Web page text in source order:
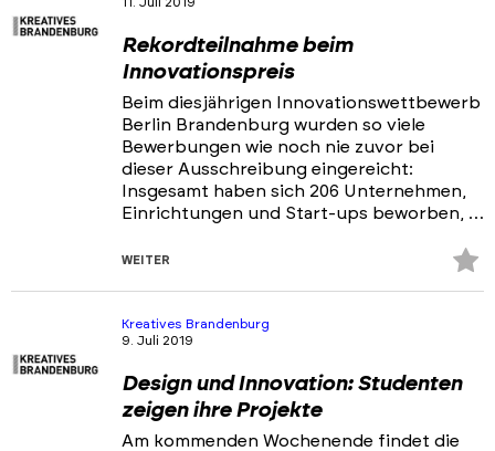
Portfolios
Veranstaltungen & Events
Rekordteilnahme beim
Innovationspreis
Beim diesjährigen Innovationswettbewerb
Berlin Brandenburg wurden so viele
Bewerbungen wie noch nie zuvor bei
dieser Ausschreibung eingereicht:
Insgesamt haben sich 206 Unternehmen,
Einrichtungen und Start-ups beworben, …
WEITER
Kreatives Brandenburg
9. Juli 2019
Design und Innovation: Studenten
zeigen ihre Projekte
Am kommenden Wochenende findet die